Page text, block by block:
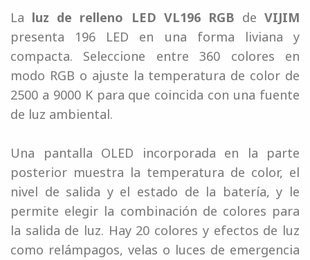
La luz de relleno LED VL196 RGB de VIJIM
presenta 196 LED en una forma liviana y
compacta. Seleccione entre 360 ​​colores en
modo RGB o ajuste la temperatura de color de
2500 a 9000 K para que coincida con una fuente
de luz ambiental.
Una pantalla OLED incorporada en la parte
posterior muestra la temperatura de color, el
nivel de salida y el estado de la batería, y le
permite elegir la combinación de colores para
la salida de luz. Hay 20 colores y efectos de luz
como relámpagos, velas o luces de emergencia